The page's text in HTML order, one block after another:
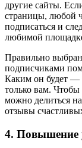
другие сайты.
страницы, любой
подписаться и
любимой
Правильно
подписчиками
Каким он будет —
только вам.
можно делиться
отзывы
4. Повышение